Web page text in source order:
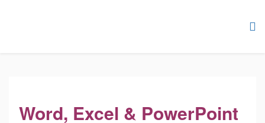
Word, Excel & PowerPoint